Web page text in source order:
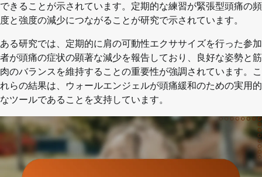
できることが示されています。定期的な練習が緊張型頭痛の頻
度と強度の減少につながることが研究で示されています。
ある研究では、定期的に肩の可動性エクササイズを行った参加
者が頭痛の症状の顕著な減少を報告しており、良好な姿勢と筋
肉のバランスを維持することの重要性が強調されています。こ
れらの結果は、ウォールエンジェルが頭痛緩和のための実用的
なツールであることを支持しています。